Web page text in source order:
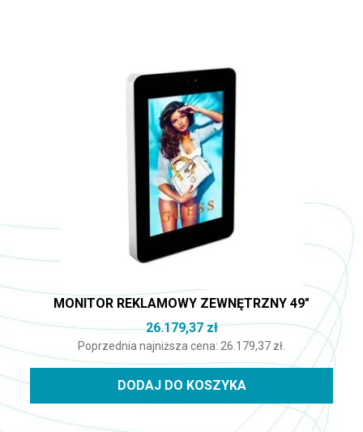
MONITOR REKLAMOWY ZEWNĘTRZNY 49″
26.179,37zł
Poprzednia najniższa cena: 26.179,37 zł.
DODAJ DO KOSZYKA